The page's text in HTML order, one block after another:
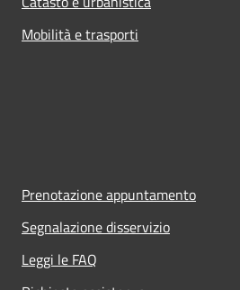
Mobilità e trasporti
Prenotazione appuntamento
Segnalazione disservizio
Leggi le FAQ